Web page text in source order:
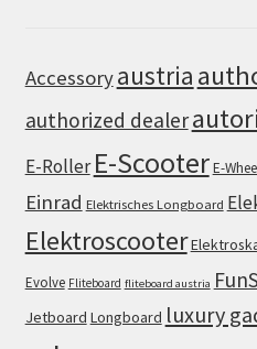
Accessoryaustria
authorized dealer
E-Roller E-ScooterE-
Einrad Elektrisches Longboard
Elektroscooter
Evolve Fliteboard fliteboard austria
Jetboard Longboard luxury